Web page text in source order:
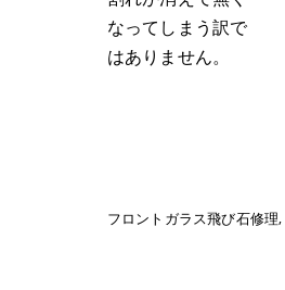
なってしまう訳で
はありません。
フロントガラス飛び石修理